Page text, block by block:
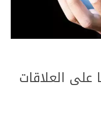
على العلاقات